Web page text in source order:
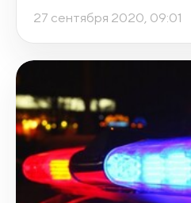
27 сентября 2020, 09:01